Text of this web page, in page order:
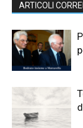
ARTICOLI